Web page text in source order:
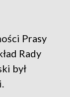
Prasy
Rady
był